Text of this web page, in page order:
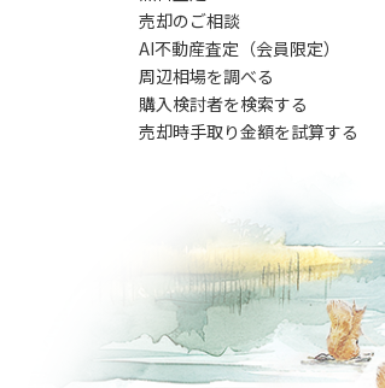
売却のご相談
AI不動産査定（会員限定）
周辺相場を調べる
購入検討者を検索する
売却時手取り金額を試算する